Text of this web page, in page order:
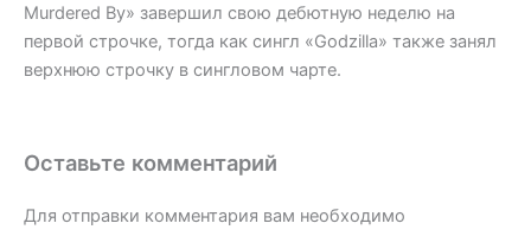
Murdered By» завершил свою дебютную неделю на
первой строчке, тогда как сингл «Godzilla» также занял
верхнюю строчку в сингловом чарте.
Оставьте комментарий
Для отправки комментария вам необходимо